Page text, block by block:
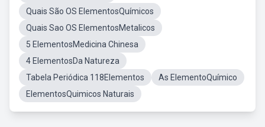
Quais São OS ElementosQuímicos
Quais Sao OS ElementosMetalicos
5 ElementosMedicina Chinesa
4 ElementosDa Natureza
Tabela Periódica 118Elementos
As ElementoQuímico
ElementosQuimicos Naturais